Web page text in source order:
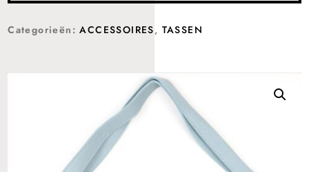
Categorieën:ACCESSOIRES, TASSEN